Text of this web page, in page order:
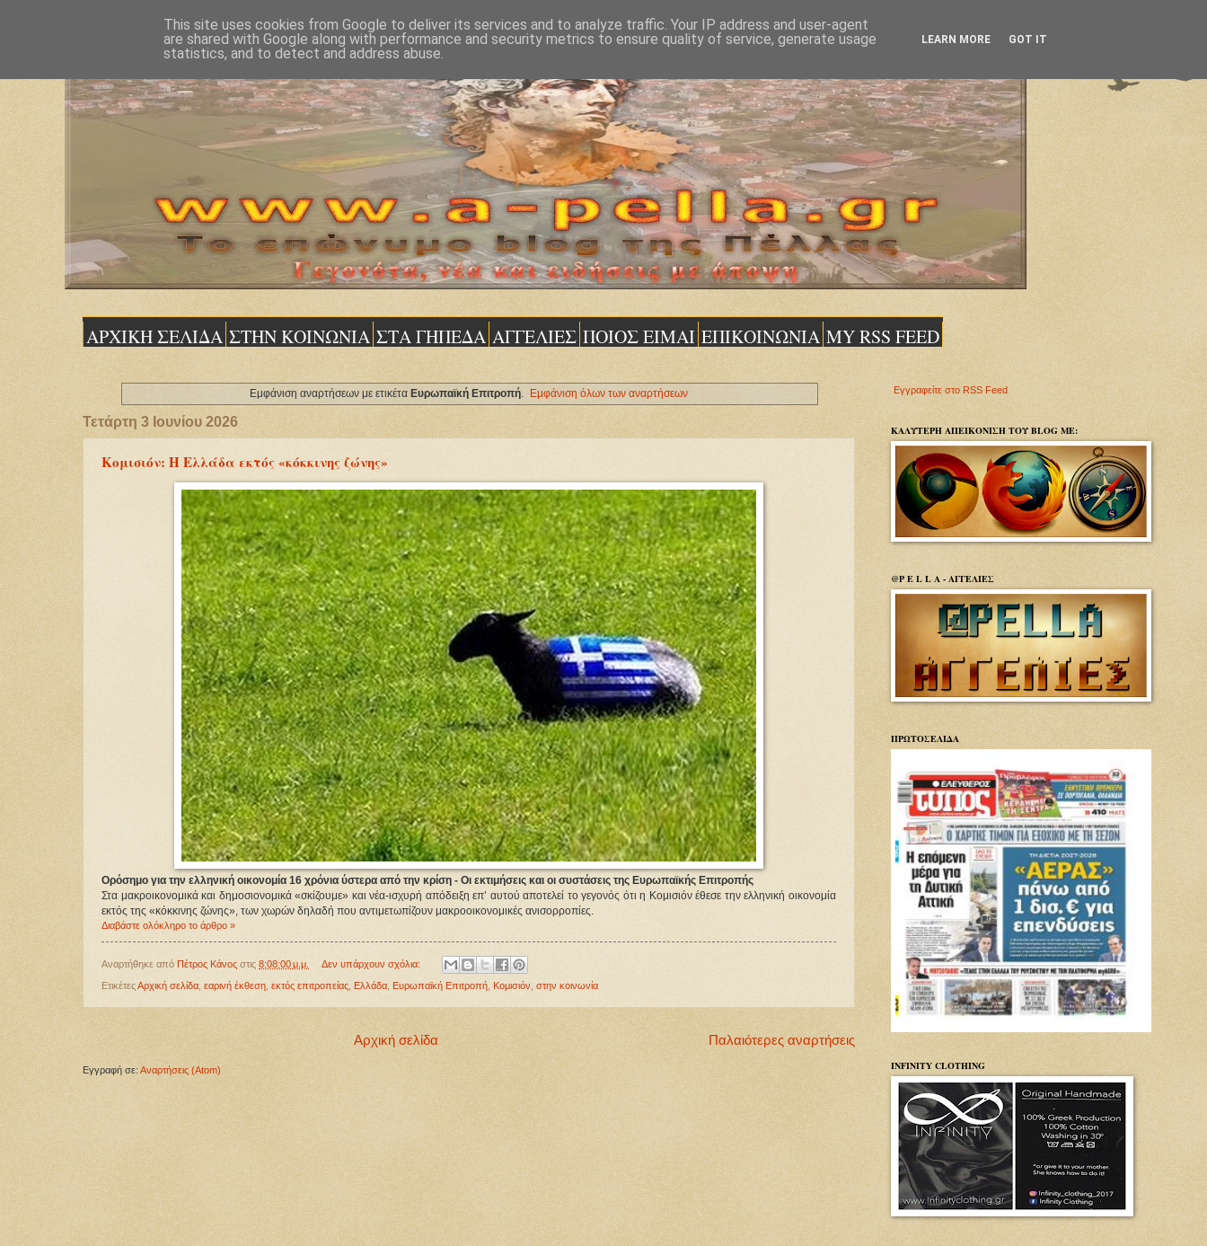
ΑΡΧΙΚΗ ΣΕΛΙΔΑ ΣΤΗΝ ΚΟΙΝΩΝΙΑ ΣΤΑ ΓΗΠΕΔΑ ΑΓΓΕΛΙΕΣ ΠΟΙΟΣ ΕΙΜΑΙ ΕΠΙΚΟΙΝΩΝΙΑ MY RSS FEED
Εμφάνιση αναρτήσεων με ετικέτα Ευρωπαϊκή Επιτροπή. Εμφάνιση όλων των αναρτήσεων
Τετάρτη 3 Ιουνίου 2026
Κομισιόν: Η Ελλάδα εκτός «κόκκινης ζώνης»
Ορόσημο για την ελληνική οικονομία 16 χρόνια ύστερα από την κρίση - Οι εκτιμήσεις και οι συστάσεις της Ευρωπαϊκής Επιτροπής
Στα μακροικονομικά και δημοσιονομικά «σκίζουμε» και νέα-ισχυρή απόδειξη επ’ αυτού αποτελεί το γεγονός ότι η Κομισιόν έθεσε την ελληνική οικονομία
εκτός της «κόκκινης ζώνης», των χωρών δηλαδή που αντιμετωπίζουν μακροοικονομικές ανισορροπίες.
Διαβάστε ολόκληρο το άρθρο »
Αναρτήθηκε από Πέτρος Κάνος στις 8:08:00 μ.μ. Δεν υπάρχουν σχόλια:
ΕτικέτεςΑρχική σελίδα εαρινή έκθεση εκτός επιτροπείας Ελλάδα Ευρωπαϊκή Επιτροπή Κομισιόν στην κοινωνία
Παλαιότερες αναρτήσεις
Αρχική σελίδα
Εγγραφή σε: Αναρτήσεις (Atom)
Εγγραφείτε στο RSS Feed
ΚΑΛΥΤΕΡΗ ΑΠΕΙΚΟΝΙΣΗ ΤΟΥ BLOG ΜΕ:
@P E L L A - ΑΓΓΕΛΙΕΣ
ΠΡΩΤΟΣΕΛΙΔΑ
INFINITY CLOTHING
This site uses cookies from Google to deliver its services and to analyze traffic. Your IP address and user-agent
are shared with Google along with performance and security metrics to ensure quality of service, generate usage
statistics, and to detect and address abuse.
LEARN MORE GOT IT